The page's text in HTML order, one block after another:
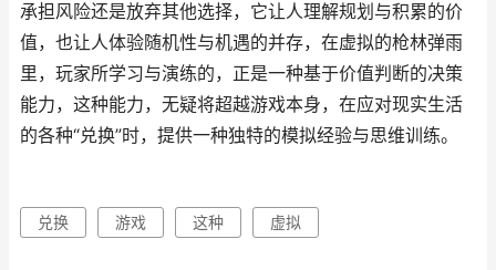
承担风险还是放弃其他选择，它让人理解规划与积累的价
值，也让人体验随机性与机遇的并存，在虚拟的枪林弹雨
里，玩家所学习与演练的，正是一种基于价值判断的决策
能力，这种能力，无疑将超越游戏本身，在应对现实生活
的各种“兑换”时，提供一种独特的模拟经验与思维训练。
兑换 游戏 这种 虚拟